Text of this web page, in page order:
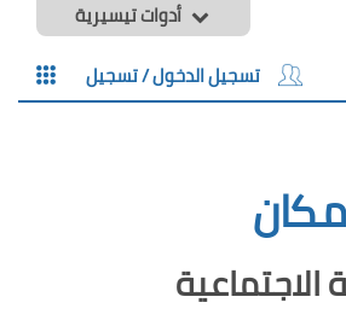
أدوات تيسيرية
تسجيل الدخول / تسجيل
الاجتماعية